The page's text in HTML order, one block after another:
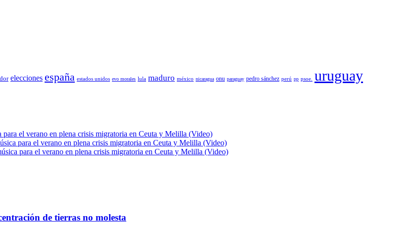
elecciones españa estados unidos evo morales lula maduro méxico nicaragua onu paraguay pedro sánchez perú pp psoe. uruguay
para el verano en plena crisis migratoria en Ceuta y Melilla (Video)
para el verano en plena crisis migratoria en Ceuta y Melilla (Video)
para el verano en plena crisis migratoria en Ceuta y Melilla (Video)
de tierras no molesta